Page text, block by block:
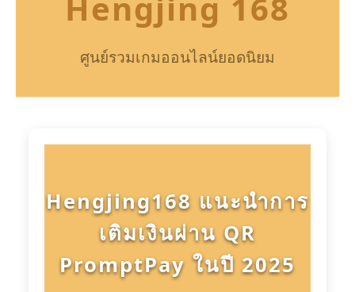
ศูนย์รวมเกมออนไลน์ยอดนิยม
Hengjing168 แนะนำการ
เติมเงินผ่าน QR
PromptPay ในปี 2025